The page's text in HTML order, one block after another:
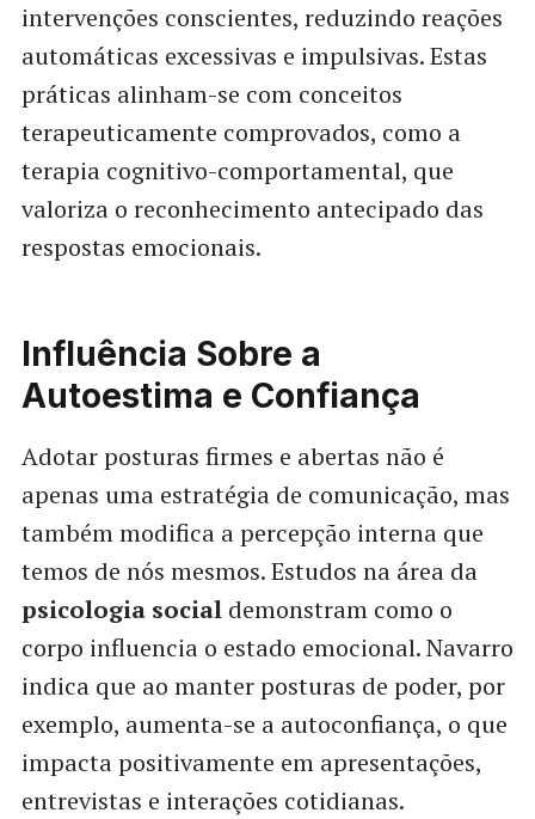
intervenções conscientes, reduzindo reações
automáticas excessivas e impulsivas. Estas
práticas alinham-se com conceitos
terapeuticamente comprovados, como a
terapia cognitivo-comportamental, que
valoriza o reconhecimento antecipado das
respostas emocionais.
Influência Sobre a
Autoestima e Confiança
Adotar posturas firmes e abertas não é
apenas uma estratégia de comunicação, mas
também modifica a percepção interna que
temos de nós mesmos. Estudos na área da
psicologia socialdemonstram como o
corpo influencia o estado emocional. Navarro
indica que ao manter posturas de poder, por
exemplo, aumenta-se a autoconfiança, o que
impacta positivamente em apresentações,
entrevistas e interações cotidianas.